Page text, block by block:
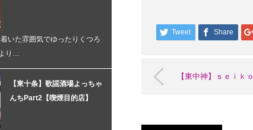
Tweet Share
【東中神】ｓｅｉｋｏ
いた雰囲気でゆったりくつろ
り…
【東十条】歌謡酒場よっちゃ
んちPart2【喫煙目的店】